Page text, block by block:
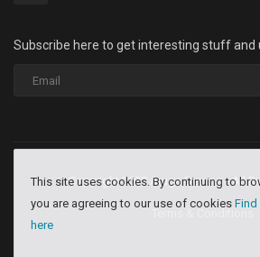
Subscribe here to get interesting stuff and
Copyright 2020 Aruga Dev Inq - All
This site uses cookies. By continuing to
you are agreeing to our use of cookies Find
here